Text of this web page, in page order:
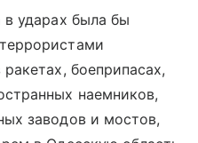
в ударах была бы
боеприпасах,
наемников,
заводов и мостов,